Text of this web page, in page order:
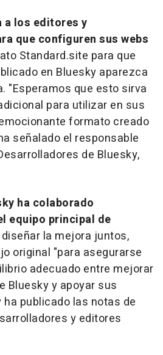
a los editores y
que configuren sus webs
Standard.site para que
en Bluesky aparezca
"Esperamos que esto sirva
para utilizar en sus
formato creado
señalado el responsable
de Bluesky,
ha colaborado
equipo principal de
la mejora juntos,
original "para asegurarse
adecuado entre mejorar
Bluesky y apoyar sus
publicado las notas de
y editores